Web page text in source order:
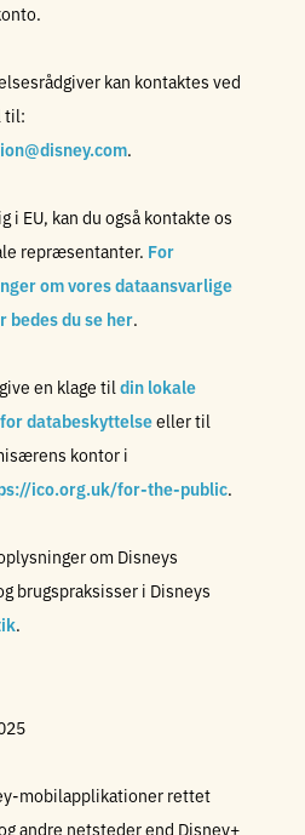
kan kontaktes ved
til:
.
i EU, kan du også kontakte os
repræsentanter. For
om vores dataansvarlige
du se her.
en klage tildin lokale
databeskyttelseeller til
kontor i
ico.org.uk/for-the-public.
om Disneys
brugspraksisser i Disneys
.
mobilapplikationer rettet
andre netsteder end Disney+